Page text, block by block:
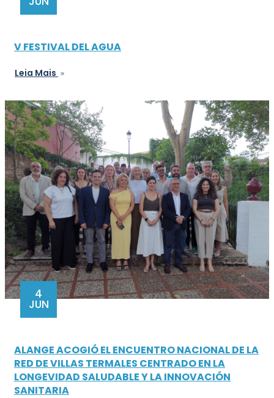
V FESTIVAL DEL AGUA
Leia Mais
4
JUN
ALANGE ACOGIÓ EL ENCUENTRO NACIONAL DE LA
RED DE VILLAS TERMALES CENTRADO EN LA
LONGEVIDAD SALUDABLE Y LA INNOVACIÓN
SANITARIA